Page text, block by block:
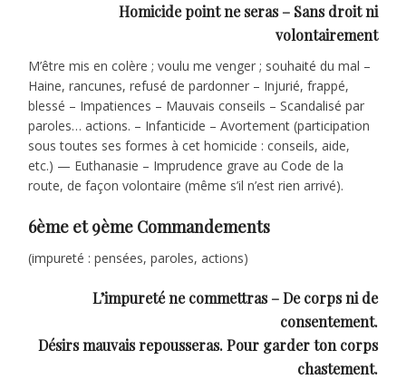
Homicide point ne seras – Sans droit ni
volontairement
M’être mis en colère ; voulu me venger ; souhaité du mal –
Haine, rancunes, refusé de pardonner – Injurié, frappé,
blessé – Impatiences – Mauvais conseils – Scandalisé par
paroles… actions. – Infanticide – Avortement (participation
sous toutes ses formes à cet homicide : conseils, aide,
etc.) — Euthanasie – Imprudence grave au Code de la
route, de façon volontaire (même s’il n’est rien arrivé).
6ème et 9ème Commandements
(impureté : pensées, paroles, actions)
L’impureté ne commettras – De corps ni de
consentement.
Désirs mauvais repousseras. Pour garder ton corps
chastement.